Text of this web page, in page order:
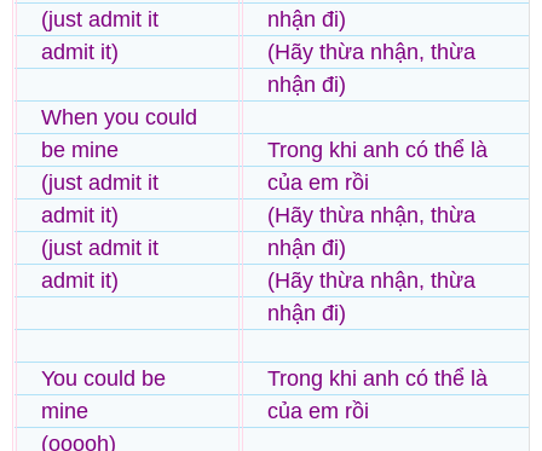
(just admit it
admit it)
When you could
be mine
(just admit it
admit it)
(just admit it
admit it)
You could be
mine
(ooooh)
nhận đi)
(Hãy thừa nhận, thừa
nhận đi)
Trong khi anh có thể là
của em rồi
(Hãy thừa nhận, thừa
nhận đi)
(Hãy thừa nhận, thừa
nhận đi)
Trong khi anh có thể là
của em rồi